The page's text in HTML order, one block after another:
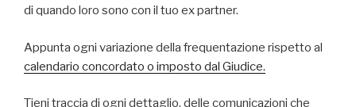
di quando loro sono con il tuo ex partner.
Appunta ogni variazione della frequentazione rispetto al
calendario concordato o imposto dal Giudice.
Tieni traccia di ogni dettaglio, delle comunicazioni che